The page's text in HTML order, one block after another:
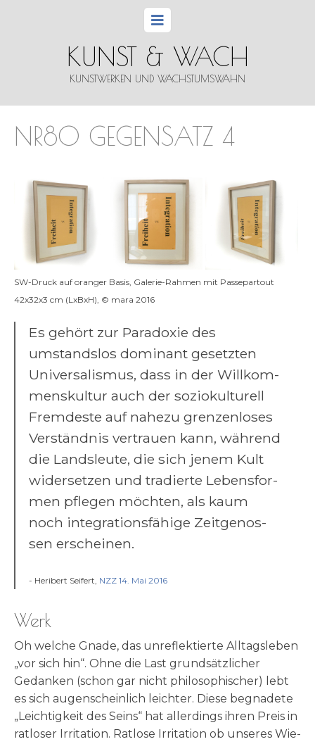
KUNST & WACH
KUNSTWERKEN UND WACHSTUMSWAHN
NR80 GEGENSATZ 4
SW-Druck auf oran­ger Basis, Gale­rie-Rah­men mit Pas­se­par­tout
42x32x3 cm (LxBxH), © mara 2016
Es gehört zur Para­do­xie des
umstands­los domi­nant gesetz­ten
Uni­ver­sa­lis­mus, dass in der Will­kom­
mens­kul­tur auch der sozio­kul­tu­rell
Frem­de­ste auf nahe­zu gren­zen­lo­ses
Ver­ständ­nis ver­trau­en kann, wäh­rend
die Lands­leu­te, die sich jenem Kult
wider­set­zen und tra­dier­te Lebens­for­
men pfle­gen möch­ten, als kaum
noch inte­gra­ti­ons­fä­hi­ge Zeit­ge­nos­
sen erscheinen.
- Heri­bert Sei­fert, NZZ 14. Mai 2016
Werk
Oh wel­che Gna­de, das unre­flek­tierte All­tags­leben
„vor sich hin“. Ohne die Last grund­sätz­li­cher
Gedan­ken (schon gar nicht phi­lo­so­phi­scher) lebt
es sich augen­schein­lich leich­ter. Die­se begna­dete
„Leich­tig­keit des Seins“ hat aller­dings ihren Preis in
rat­loser Irri­ta­tion. Rat­lose Irri­ta­tion ob unse­res Wie­